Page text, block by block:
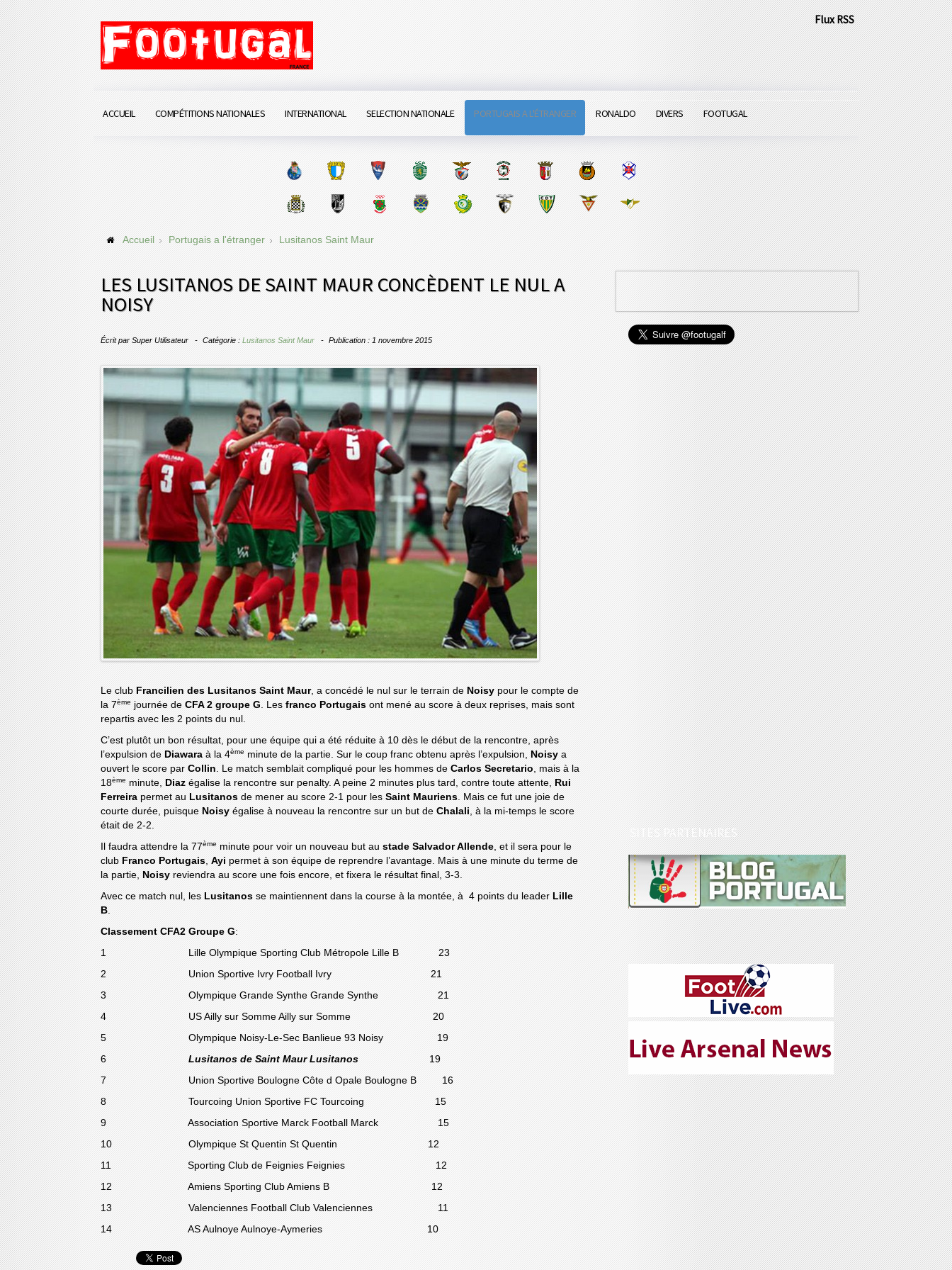
Flux RSS
ACCUEIL COMPÉTITIONS NATIONALES INTERNATIONAL SELECTION NATIONALE PORTUGAIS A L'ÉTRANGER RONALDO DIVERS FOOTUGAL
Accueil Portugais a l'étranger Lusitanos Saint Maur
LES LUSITANOS DE SAINT MAUR CONCÈDENT LE NUL A
NOISY
Écrit par Super Utilisateur Catégorie : Lusitanos Saint Maur Publication : 1 novembre 2015
Le club Francilien des Lusitanos Saint Maur, a concédé le nul sur le terrain de Noisy pour le compte de
la 7ème journée de CFA 2 groupe G. Les franco Portugais ont mené au score à deux reprises, mais sont
repartis avec les 2 points du nul.
C’est plutôt un bon résultat, pour une équipe qui a été réduite à 10 dès le début de la rencontre, après
l’expulsion de Diawara à la 4ème minute de la partie. Sur le coup franc obtenu après l’expulsion, Noisy a
ouvert le score par Collin. Le match semblait compliqué pour les hommes de Carlos Secretario, mais à la
18ème minute, Diaz égalise la rencontre sur penalty. A peine 2 minutes plus tard, contre toute attente, Rui
Ferreira permet au Lusitanos de mener au score 2-1 pour les Saint Mauriens. Mais ce fut une joie de
courte durée, puisque Noisy égalise à nouveau la rencontre sur un but de Chalali, à la mi-temps le score
était de 2-2.
Il faudra attendre la 77ème minute pour voir un nouveau but au stade Salvador Allende, et il sera pour le
club Franco Portugais, Ayi permet à son équipe de reprendre l’avantage. Mais à une minute du terme de
la partie, Noisy reviendra au score une fois encore, et fixera le résultat final, 3-3.
Avec ce match nul, les Lusitanos se maintiennent dans la course à la montée, à 4 points du leader Lille
B.
Classement CFA2 Groupe G:
1 Lille Olympique Sporting Club Métropole Lille B 23
2 Union Sportive Ivry Football Ivry 21
3 Olympique Grande Synthe Grande Synthe 21
4 US Ailly sur Somme Ailly sur Somme 20
5 Olympique Noisy-Le-Sec Banlieue 93 Noisy 19
6 Lusitanos de Saint Maur Lusitanos
19
7 Union Sportive Boulogne Côte d Opale Boulogne B 16
8 Tourcoing Union Sportive FC Tourcoing 15
9 Association Sportive Marck Football Marck 15
10 Olympique St Quentin St Quentin 12
11 Sporting Club de Feignies Feignies 12
12 Amiens Sporting Club Amiens B 12
13 Valenciennes Football Club Valenciennes 11
14 AS Aulnoye Aulnoye-Aymeries 10
SITES PARTENAIRES